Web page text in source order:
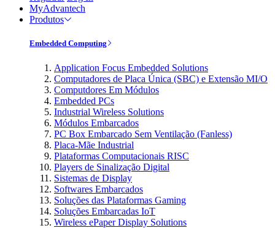
MyAdvantech
Produtos
Embedded Computing
Application Focus Embedded Solutions
Computadores de Placa Única (SBC) e Extensão MI/O
Computdores Em Módulos
Embedded PCs
Industrial Wireless Solutions
Módulos Embarcados
PC Box Embarcado Sem Ventilação (Fanless)
Placa-Mãe Industrial
Plataformas Computacionais RISC
Players de Sinalização Digital
Sistemas de Display
Softwares Embarcados
Soluções das Plataformas Gaming
Soluções Embarcadas IoT
Wireless ePaper Display Solutions